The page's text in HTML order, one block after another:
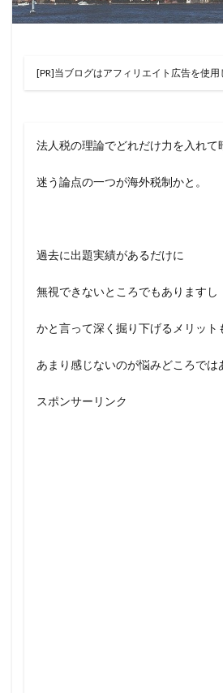
[PR]当ブログはアフィリエイト広告を使用
法人税の理論でどれだけ力を入れて
迷う論点の一つが海外税制かと。
過去に出題実績があるだけに
無視できないところでもありますし
かと言って深く掘り下げるメリット
あまり感じないのが悩みどころでは
スポンサーリンク